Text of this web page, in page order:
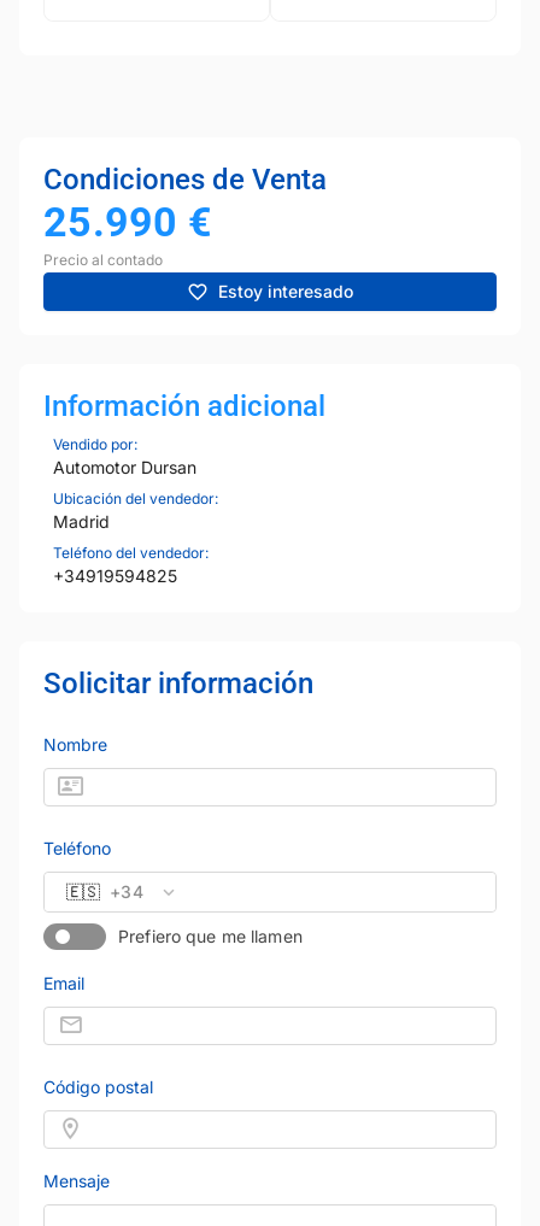
Condiciones de Venta
25.990 €
Precio al contado
Estoy interesado
Información adicional
Vendido por:
Automotor Dursan
Ubicación del vendedor:
Madrid
Teléfono del vendedor:
+34919594825
Solicitar información
Nombre
Teléfono
🇪🇸 +34
Prefiero que me llamen
Email
Código postal
Mensaje